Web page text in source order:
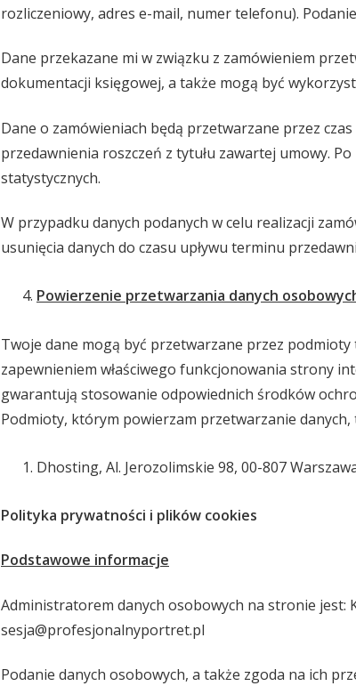
rozliczeniowy, adres e-mail, numer telefonu).
Dane przekazane mi w związku z zamówieniem
dokumentacji księgowej, a także mogą być
Dane o zamówieniach będą przetwarzane przez
przedawnienia roszczeń z tytułu zawartej umowy.
statystycznych.
W przypadku danych podanych w celu realizacji
usunięcia danych do czasu upływu terminu
Powierzenie przetwarzania danych
Twoje dane mogą być przetwarzane przez
zapewnieniem właściwego funkcjonowania strony
gwarantują stosowanie odpowiednich środków
Podmioty, którym powierzam przetwarzanie danych,
Dhosting, Al. Jerozolimskie 98, 00-807
Polityka prywatności i plików cookies
Podstawowe informacje
Administratorem danych osobowych na stronie jest:
sesja@profesjonalnyportret.pl
Podanie danych osobowych, a także zgoda na ich